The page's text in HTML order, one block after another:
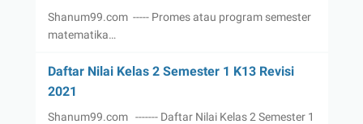
Shanum99.com ----- Promes atau program semester
matematika…
Daftar Nilai Kelas 2 Semester 1 K13 Revisi
2021
Shanum99.com ------- Daftar Nilai Kelas 2 Semester 1